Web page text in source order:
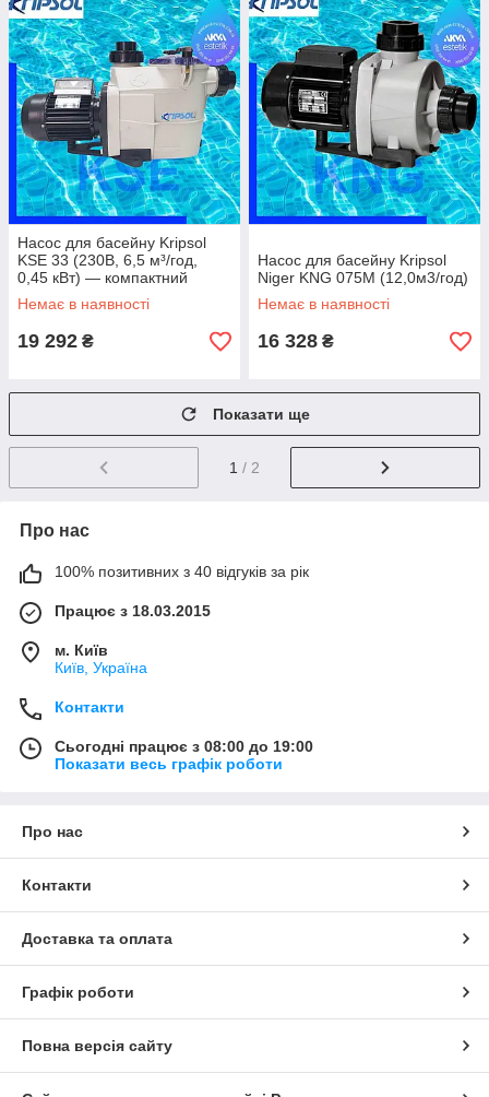
Насос для басейну Kripsol
KSE 33 (230В, 6,5 м³/год,
0,45 кВт) — компактний
насос для басейнів до 26 м³
Немає в наявності
19 292 ₴
Насос для басейну Kripsol
Niger KNG 075M (12,0м3/год)
Немає в наявності
16 328 ₴
Показати ще
1 / 2
Про нас
100% позитивних з 40 відгуків за рік
Працює з 18.03.2015
м. Київ
Київ, Україна
Контакти
Сьогодні працює з 08:00 до 19:00
Показати весь графік роботи
Про нас
Контакти
Доставка та оплата
Графік роботи
Повна версія сайту